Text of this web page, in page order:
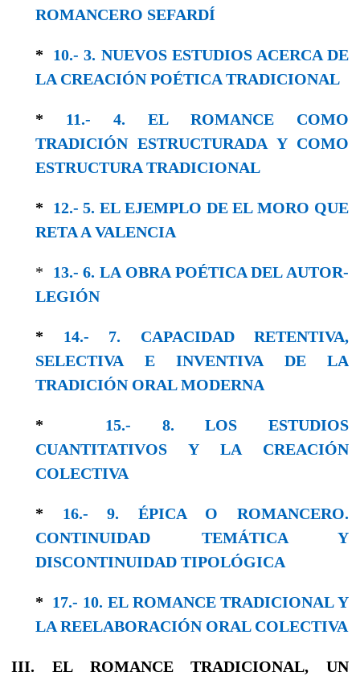
ROMANCERO SEFARDÍ
* 10.- 3. NUEVOS ESTUDIOS ACERCA DE
LA CREACIÓN POÉTICA TRADICIONAL
* 11.- 4. EL ROMANCE COMO
TRADICIÓN ESTRUCTURADA Y CΟΜO
ESTRUCTURA TRADICIONAL
* 12.- 5. EL EJEMPLO DE EL MORO QUE
RETA A VALENCIA
* 13.- 6. LA OBRA POÉTICA DEL AUTOR-
LEGΙÓΝ
* 14.- 7. CAPACIDAD RETENTIVA,
SELECTIVA E INVENTIVA DE LA
TRADICIÓN ORAL MODERNA
* 15.- 8. LOS ESTUDIOS
CUANTITATIVOS Y LA CREACIÓN
COLECTIVA
* 16.- 9. ÉPICA O ROMANCERO.
CONTINUIDAD TEMÁTICA Y
DISCONTINUIDAD TIPOLÓGICA
* 17.- 10. EL ROMANCE TRADICIONAL Y
LA REELABORACIÓN ORAL COLECTIVA
III. EL ROMANCE TRADICIONAL, UN